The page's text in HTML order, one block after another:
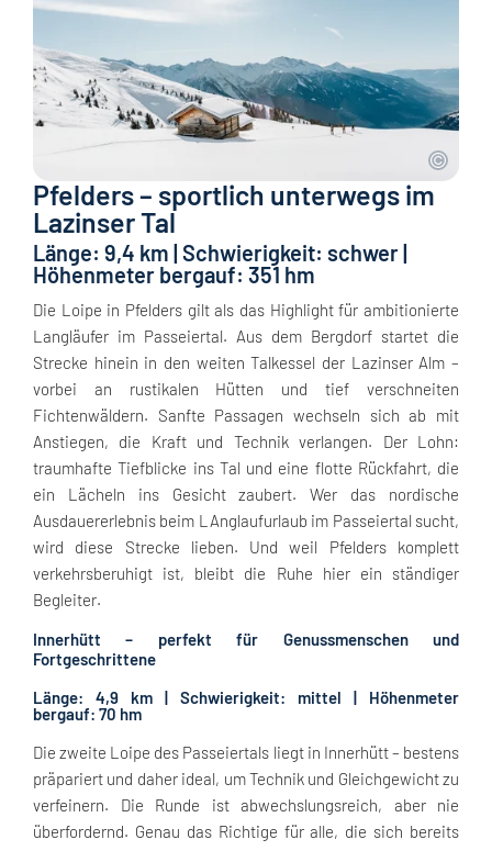
Pfelders – sportlich unterwegs im
Lazinser Tal
Länge: 9,4 km | Schwierigkeit: schwer |
Höhenmeter bergauf: 351 hm
Die Loipe in Pfelders gilt als das Highlight für ambitionierte
Langläufer im Passeiertal. Aus dem Bergdorf startet die
Strecke hinein in den weiten Talkessel der Lazinser Alm –
vorbei an rustikalen Hütten und tief verschneiten
Fichtenwäldern. Sanfte Passagen wechseln sich ab mit
Anstiegen, die Kraft und Technik verlangen. Der Lohn:
traumhafte Tiefblicke ins Tal und eine flotte Rückfahrt, die
ein Lächeln ins Gesicht zaubert. Wer das nordische
Ausdauererlebnis beim LAnglaufurlaub im Passeiertal sucht,
wird diese Strecke lieben. Und weil Pfelders komplett
verkehrsberuhigt ist, bleibt die Ruhe hier ein ständiger
Begleiter.
Innerhütt – perfekt für Genussmenschen und
Fortgeschrittene
Länge: 4,9 km | Schwierigkeit: mittel | Höhenmeter
bergauf: 70 hm
Die zweite Loipe des Passeiertals liegt in Innerhütt – bestens
präpariert und daher ideal, um Technik und Gleichgewicht zu
verfeinern. Die Runde ist abwechslungsreich, aber nie
überfordernd. Genau das Richtige für alle, die sich bereits